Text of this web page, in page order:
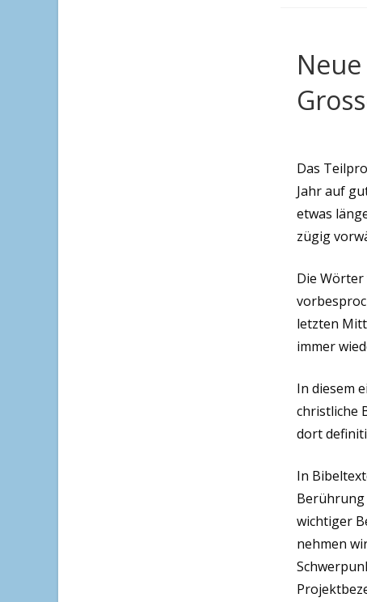
Das
Jahr auf
etwas
zügig
Die Wörter
letzten
immer
In diesem
christliche
dort
In
Berührung
wichtiger
nehmen